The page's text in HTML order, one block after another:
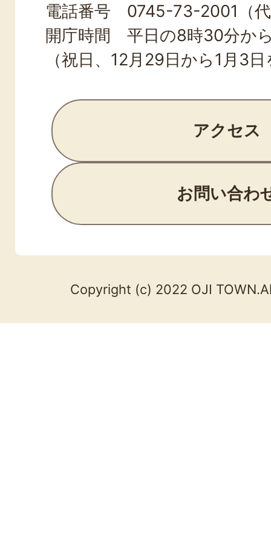
電話番号 0745-73-2001（
開庁時間 平日の8時30分か
（祝日、12月29日から1月3
アクセス
お問い合わ
Copyright (c) 2022 OJI